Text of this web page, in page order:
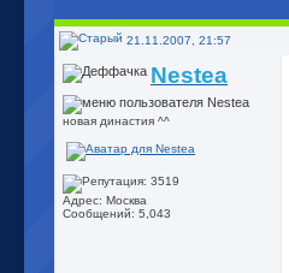
21.11.2007, 21:57
Nestea
новая династия ^^
Адрес: Москва
Сообщений: 5,043